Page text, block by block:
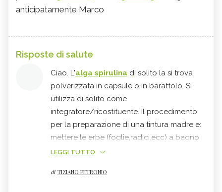
anticipatamente Marco
Risposte di salute
Ciao. L'alga spirulina di solito la si trova
polverizzata in capsule o in barattolo. Si
utilizza di solito come
integratore/ricostituente. Il procedimento
per la preparazione di una tintura madre e:
mettere le erbe (foglie,radici,ecc) a bagno
in alcol alimentare x liquori 95°. Usare un
materiale non è completamente sommerso
LEGGI TUTTO
di TIZIANO PETRONIO